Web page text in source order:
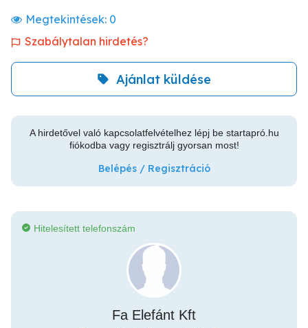
Megtekintések: 0
Szabálytalan hirdetés?
Ajánlat küldése
A hirdetővel való kapcsolatfelvételhez lépj be startapró.hu
fiókodba vagy regisztrálj gyorsan most!
Belépés / Regisztráció
Hitelesített telefonszám
Fa Elefánt Kft